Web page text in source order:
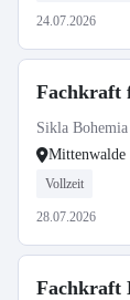
24.07.2026
Fachkraft
Sikla Bohemia
Mittenwalde
Vollzeit
28.07.2026
Fachkraft